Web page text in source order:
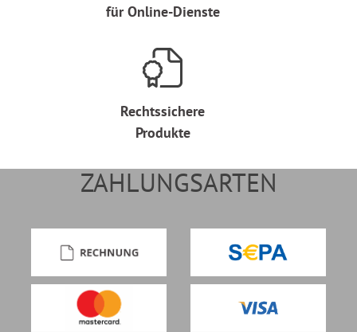
für Online-Dienste
Rechtssichere
Produkte
ZAHLUNGSARTEN